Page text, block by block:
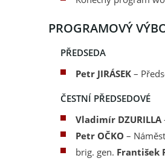
PROGRAMOVÝ
PŘEDSEDA
Petr JIRÁSEK –
ČESTNÍ PŘEDSEDOVÉ
Vladimír DZURILLA
Petr OČKO –
brig. gen. František